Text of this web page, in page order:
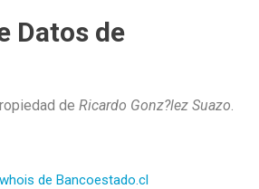
Datos de
de Ricardo Gonz?lez Suazo.
de Bancoestado.cl